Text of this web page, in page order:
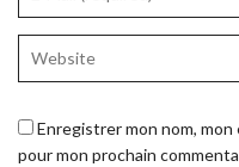
Enregistrer mon nom,
pour mon prochain